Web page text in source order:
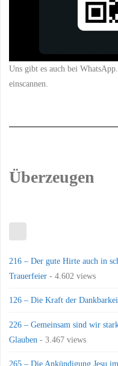
Uns gibt es auch bei
einscannen.
Überzeugen
216 – Der gute Hirte auch in
Trauerfeier - 4.602 views
126 – Die Kraft der
226 – Gemeinsam sind wir
Glauben - 3.467 views
265 – Die Ankündigung Jesu